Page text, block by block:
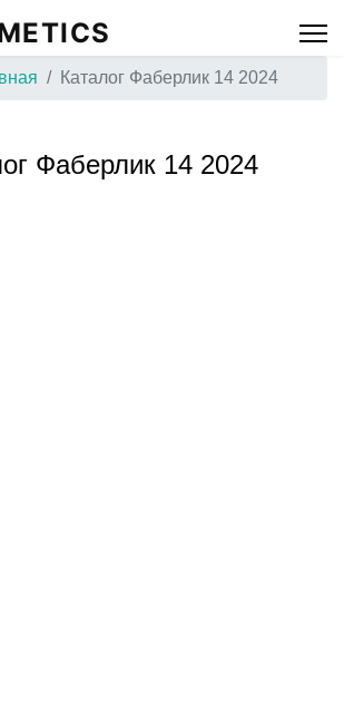
Каталог Фаберлик 14 2024
Фаберлик 14 2024